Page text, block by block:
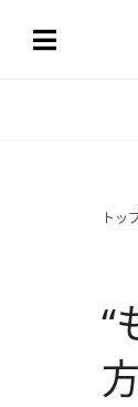
トッ
“